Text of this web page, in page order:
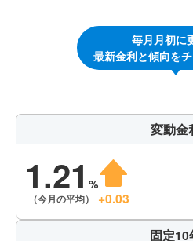
毎月月初に
最新金利と傾向を
変動金
1.21 %
（今月の平均） +0.03
固定10